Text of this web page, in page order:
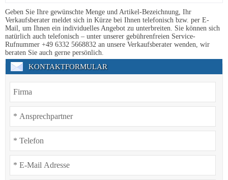
Geben Sie Ihre gewünschte Menge und Artikel-Bezeichnung, Ihr
Verkaufsberater meldet sich in Kürze bei Ihnen telefonisch bzw. per E-
Mail, um Ihnen ein individuelles Angebot zu unterbreiten. Sie können sich
natürlich auch telefonisch – unter unserer gebührenfreien Service-
Rufnummer +49 6332 5668832 an unsere Verkaufsberater wenden, wir
beraten Sie auch gerne persönlich.
KONTAKTFORMULAR